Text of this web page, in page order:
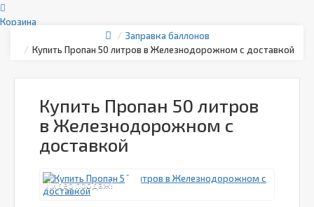
Корзина
Заправка баллонов
Купить Пропан 50 литров в Железнодорожном с доставкой
Купить Пропан 50 литров
в Железнодорожном с
доставкой
Лидер продаж!